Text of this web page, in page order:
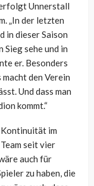
Unnerstall
„In der letzten
in dieser Saison
sehe und in
er. Besonders
den Verein
Und dass man
kommt.“
im
seit vier
auch für
zu haben, die